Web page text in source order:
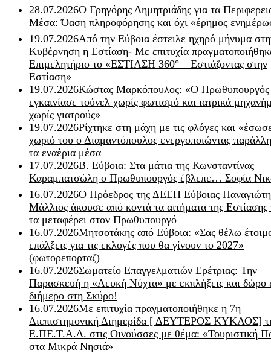
28.07.2026Ο Γρηγόρης Δημητριάδης για τα
Μέσα: Όαση πληροφόρησης και όχι «έρημος
19.07.2026Από την Εύβοια έστειλε ηχηρό μήνυμα
Κυβέρνηση η Εστίαση- Με επιτυχία
Επιμελητήριο το «ΕΣΤΙΑΣΗ 360° – Εστιάζοντας στην
Εστίαση»
19.07.2026Κώστας Μαρκόπουλος: «Ο Πρωθυπουργός
εγκαινίασε τούνελ χωρίς φωτισμό και ιατρικά
χωρίς γιατρούς»
19.07.2026Ρίχτηκε στη μάχη με τις φλόγες και
χωριό του ο Διαμαντόπουλος ενεργοποιώντας
τα εναέρια μέσα
17.07.2026Β. Εύβοια: Στα μάτια της Κωνσταντίνας
Καραμπατσώλη ο Πρωθυπουργός έβλεπε… Σοφία
16.07.2026Ο Πρόεδρος της ΔΕΕΠ Εύβοιας
Μάλλιος άκουσε από κοντά τα αιτήματα της Εστίασης
τα μεταφέρει στον Πρωθυπουργό
16.07.2026Μητσοτάκης από Εύβοια: «Σας θέλω
επάλξεις για τις εκλογές που θα γίνουν το 2027»
(φωτορεπορταζ)
16.07.2026Σωματείο Επαγγελματιών Ερέτριας: Την
Παρασκευή η «Λευκή Νύχτα» με εκπλήξεις και δώρο
διήμερο στη Σκύρο!
16.07.2026Με επιτυχία πραγματοποιήθηκε η 7η
Διεπιστημονική Διημερίδα [ ΔEYΤΕΡΟΣ ΚΥΚΛΟΣ]
Ε.ΠΕ.Τ.Α.Δ. στις Οινούσσες με θέμα: «Τουριστική
στα Μικρά Νησιά»